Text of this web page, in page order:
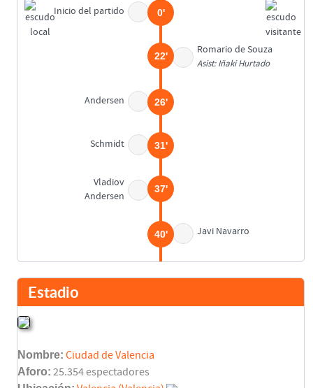
Inicio del partido 0'
Romario de Souza
Asist: Iñaki Hurtado
22'
Andersen 26'
Schmidt 31'
Vladiov
Andersen
37'
Javi Navarro
40'
Descanso 45'
Zdebel
Kohn
Estadio
Nombre: Ciudad de Valencia
Aforo: 25.354 espectadores